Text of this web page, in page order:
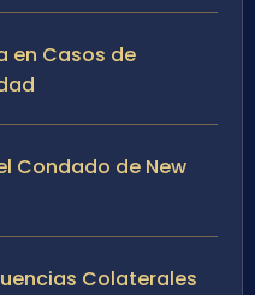
en Casos de
Condado de New
Colaterales